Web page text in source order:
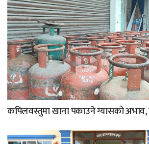
कपिलवस्तुमा खाना पकाउने ग्यासको अभाव,